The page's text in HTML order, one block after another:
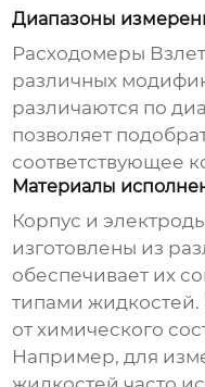
Диапазоны
Расходомеры
различных
различаются по
позволяет
соответствующее
Материалы
Корпус и
изготовлены из
обеспечивает их
типами
от химического
Например, для